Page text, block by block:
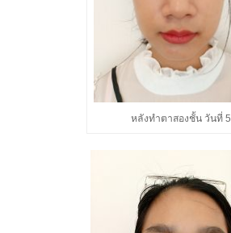
หลังทำตาสองชั้น วันที่ 5